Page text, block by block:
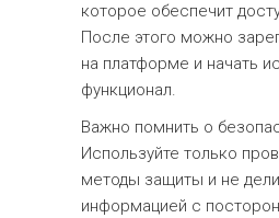
которое обеспечит
После этого можно
на платформе и начать
функционал.
Важно помнить о
Используйте только
методы защиты и не
информацией с